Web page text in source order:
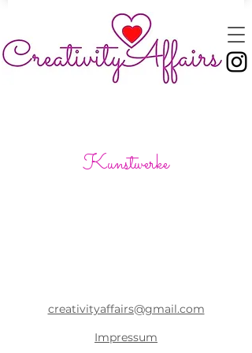
Kunstwerke
creativityaffairs@gmail.com
Impressum